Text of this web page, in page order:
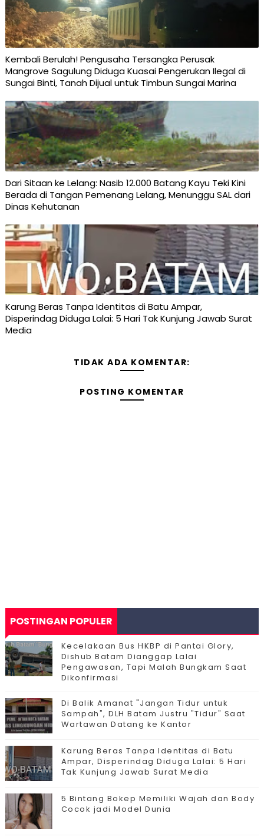
Kembali Berulah! Pengusaha Tersangka Perusak
Mangrove Sagulung Diduga Kuasai Pengerukan Ilegal di
Sungai Binti, Tanah Dijual untuk Timbun Sungai Marina
Dari Sitaan ke Lelang: Nasib 12.000 Batang Kayu Teki Kini
Berada di Tangan Pemenang Lelang, Menunggu SAL dari
Dinas Kehutanan
Karung Beras Tanpa Identitas di Batu Ampar,
Disperindag Diduga Lalai: 5 Hari Tak Kunjung Jawab Surat
Media
TIDAK ADA KOMENTAR:
POSTING KOMENTAR
POSTINGAN POPULER
Kecelakaan Bus HKBP di Pantai Glory,
Dishub Batam Dianggap Lalai
Pengawasan, Tapi Malah Bungkam Saat
Dikonfirmasi
Di Balik Amanat "Jangan Tidur untuk
Sampah", DLH Batam Justru "Tidur" Saat
Wartawan Datang ke Kantor
Karung Beras Tanpa Identitas di Batu
Ampar, Disperindag Diduga Lalai: 5 Hari
Tak Kunjung Jawab Surat Media
5 Bintang Bokep Memiliki Wajah dan Body
Cocok jadi Model Dunia